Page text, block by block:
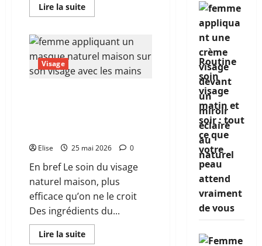
Lire la suiteEn
savoir
Les
meilleurs
produits
visage
femme
Visage
Elise 25 mai 2026 0
En bref Le soin du visage
naturel maison, plus
efficace qu’on ne le croit
Des ingrédients du...
Lire la suiteEn
savoir
Routine
soin
visage
matin et
soir : tout
ce que
votre
peau
attend
vraiment
de vous